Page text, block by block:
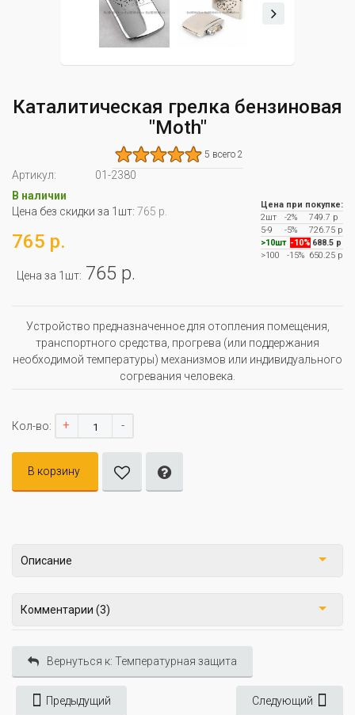
Каталитическая грелка бензиновая
"Moth"
5 всего 2
Артикул:
01-2380
В наличии
Цена без скидки за 1шт: 765 р.
765 р.
Цена за 1шт: 765 р.
Цена при покупке:
2шт
-2%
749.7 р
5-9
-5%
726.75 р
>10шт -10% 688.5 р
>100
-15% 650.25 р
Устройство предназначенное для отопления помещения,
транспортного средства, прогрева (или поддержания
необходимой температуры) механизмов или индивидуального
согревания человека.
Кол-во: + -
В корзину
Описание
Комментарии (3)
Вернуться к: Температурная защита
Предыдущий Следующий